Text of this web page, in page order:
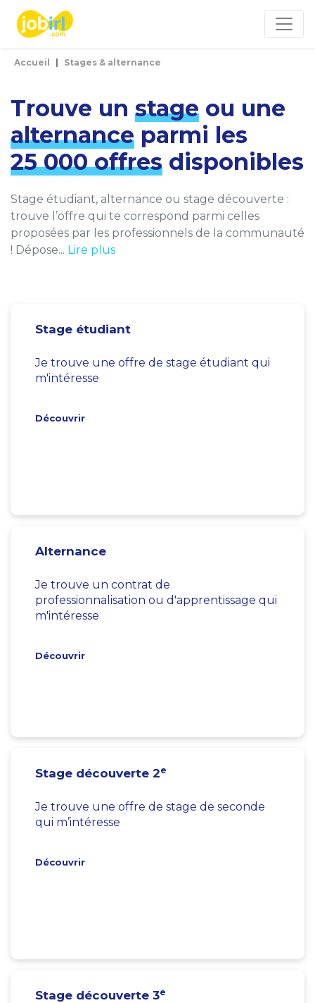
Accueil Stages & alternance
Trouve un stage ou une
alternance parmi les
25 000 offres disponibles
Stage étudiant, alternance ou stage découverte :
trouve l’offre qui te correspond parmi celles
proposées par les professionnels de la communauté
! Dépose... Lire plus
Stage étudiant
Je trouve une offre de stage étudiant qui
m'intéresse
Découvrir
Alternance
Je trouve un contrat de
professionnalisation ou d'apprentissage qui
m'intéresse
Découvrir
Stage découverte 2e
Je trouve une offre de stage de seconde
qui m’intéresse
Découvrir
Stage découverte 3e
Panneau de gestion des cookies